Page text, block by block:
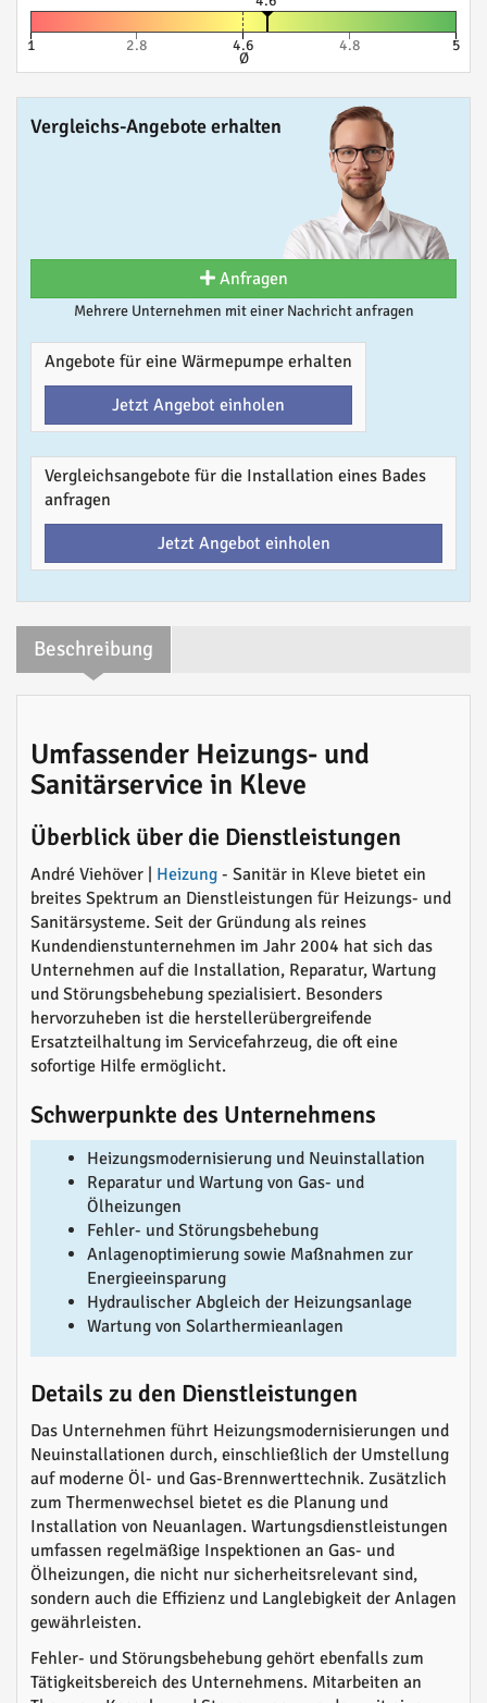
1 2.8 4.6
Ø
4.8 5
Vergleichs-Angebote erhalten
Anfragen
Mehrere Unternehmen mit einer Nachricht anfragen
Angebote für eine Wärmepumpe erhalten
Jetzt Angebot einholen
Vergleichsangebote für die Installation eines Bades
anfragen
Jetzt Angebot einholen
Beschreibung
Umfassender Heizungs- und
Sanitärservice in Kleve
Überblick über die Dienstleistungen
André Viehöver | Heizung - Sanitär in Kleve bietet ein
breites Spektrum an Dienstleistungen für Heizungs- und
Sanitärsysteme. Seit der Gründung als reines
Kundendienstunternehmen im Jahr 2004 hat sich das
Unternehmen auf die Installation, Reparatur, Wartung
und Störungsbehebung spezialisiert. Besonders
hervorzuheben ist die herstellerübergreifende
Ersatzteilhaltung im Servicefahrzeug, die oft eine
sofortige Hilfe ermöglicht.
Schwerpunkte des Unternehmens
Heizungsmodernisierung und Neuinstallation
Reparatur und Wartung von Gas- und
Ölheizungen
Fehler- und Störungsbehebung
Anlagenoptimierung sowie Maßnahmen zur
Energieeinsparung
Hydraulischer Abgleich der Heizungsanlage
Wartung von Solarthermieanlagen
Details zu den Dienstleistungen
Das Unternehmen führt Heizungsmodernisierungen und
Neuinstallationen durch, einschließlich der Umstellung
auf moderne Öl- und Gas-Brennwerttechnik. Zusätzlich
zum Thermenwechsel bietet es die Planung und
Installation von Neuanlagen. Wartungsdienstleistungen
umfassen regelmäßige Inspektionen an Gas- und
Ölheizungen, die nicht nur sicherheitsrelevant sind,
sondern auch die Effizienz und Langlebigkeit der Anlagen
gewährleisten.
Fehler- und Störungsbehebung gehört ebenfalls zum
Tätigkeitsbereich des Unternehmens. Mitarbeiten an